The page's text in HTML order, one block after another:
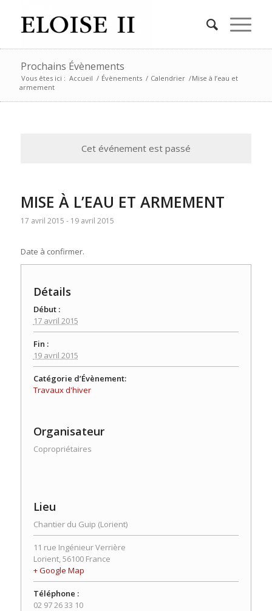
Prochains Évènements
Vous êtes ici : Accueil / Évènements / Calendrier /Mise à l’eau et
armement
Cet événement est passé
MISE À L’EAU ET ARMEMENT
17 avril 2015 - 19 avril 2015
Date à confirmer.
Détails
Début :
17 avril 2015
Fin :
19 avril 2015
Catégorie d’Évènement:
Travaux d'hiver
Organisateur
Copropriétaires
Lieu
Chantier du Guip (Lorient)
11 rue Ingénieur Verrière
Lorient,56100 France
+ Google Map
Téléphone :
02 97 26 33 10